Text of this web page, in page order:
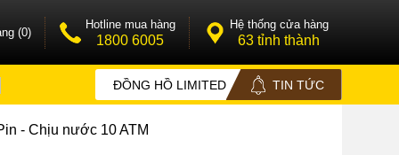
(0)
Hotline mua hàng
1800 6005
Hệ thống cửa hàng
63 tỉnh thành
ĐỒNG HỒ LIMITED TIN TỨC
- Chịu nước 10 ATM